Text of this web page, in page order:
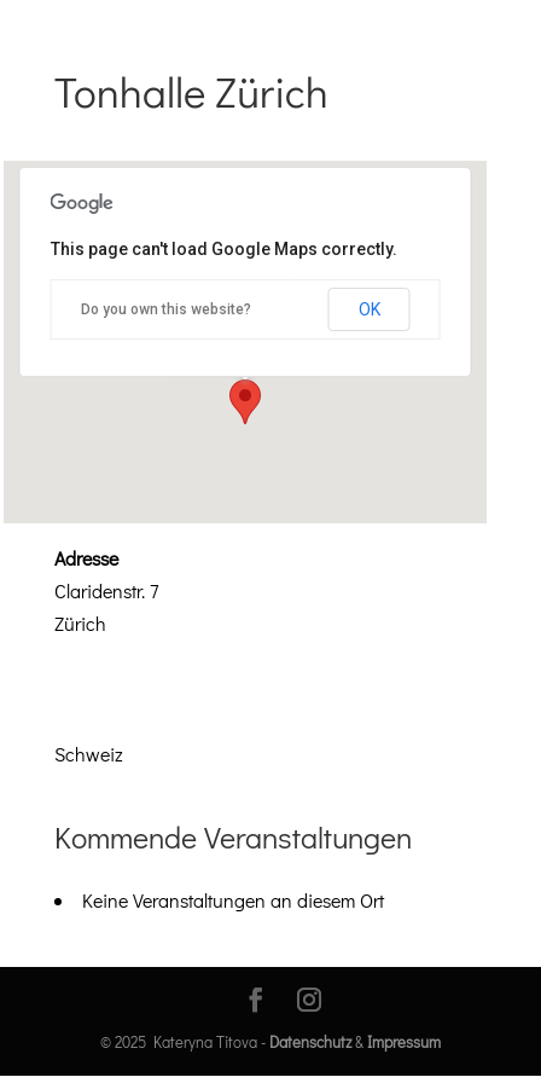
Tonhalle Zürich
Ton­halle Zürich
Clar­i­den­str. 7 — Zürich
This page can't load Google Maps correctly.
Do you own this website? OK
Adresse
Clar­i­den­str. 7
Zürich
Schweiz
Kommende Veranstaltungen
Keine Ver­anstal­tun­gen an diesem Ort
© 2025 Kateryna Titova - Datenschutz& Impressum